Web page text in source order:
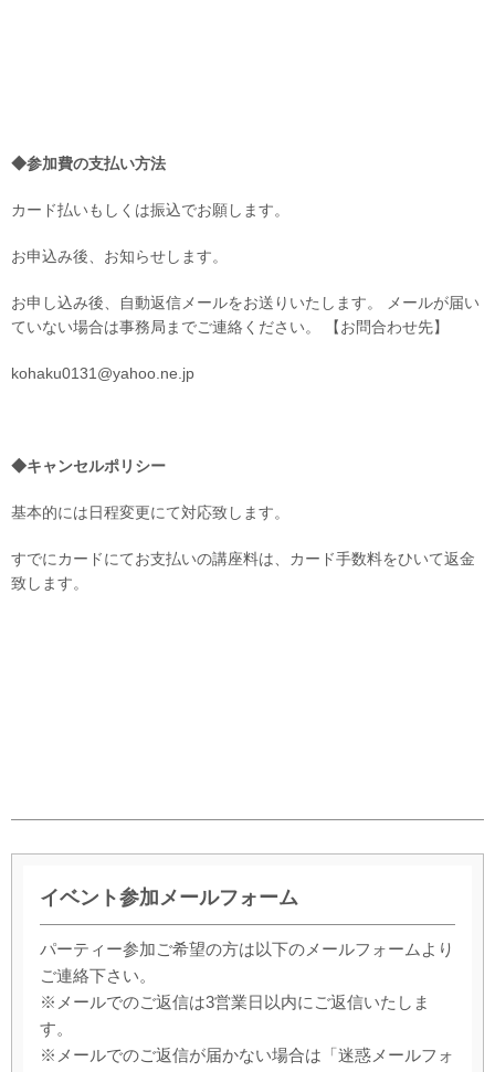
◆参加費の支払い方法
カード払いもしくは振込でお願します。
お申込み後、お知らせします。
お申し込み後、自動返信メールをお送りいたします。 メールが届い
ていない場合は事務局までご連絡ください。 【お問合わせ先】
kohaku0131@yahoo.ne.jp
◆キャンセルポリシー
基本的には日程変更にて対応致します。
すでにカードにてお支払いの講座料は、カード手数料をひいて返金
致します。
イベント参加メールフォーム
パーティー参加ご希望の方は以下のメールフォームより
ご連絡下さい。
※メールでのご返信は3営業日以内にご返信いたしま
す。
※メールでのご返信が届かない場合は「迷惑メールフォ